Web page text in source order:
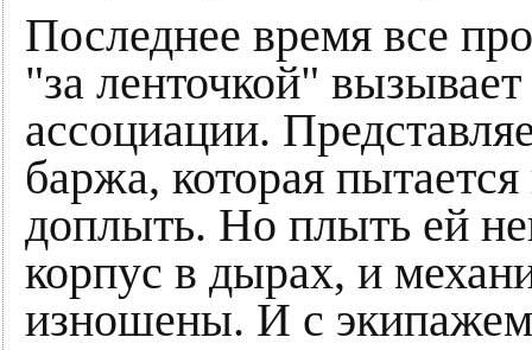
Последнее время все
"за ленточкой"
ассоциации.
баржа, которая пытается
доплыть. Но плыть ей
корпус в дырах, и
изношены. И с